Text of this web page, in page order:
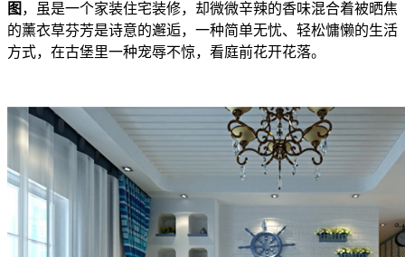
图 ，虽是一个家装住宅装修，却微微辛辣的香味混合着被晒焦
的薰衣草芬芳是诗意的邂逅，一种简单无忧、轻松慵懒的生活
方式，在古堡里一种宠辱不惊，看庭前花开花落。